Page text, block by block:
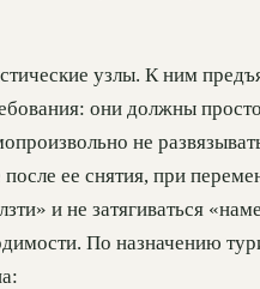
узлы. К ним
они должны просто
не
ее снятия, при
и не затягиваться
По назначению